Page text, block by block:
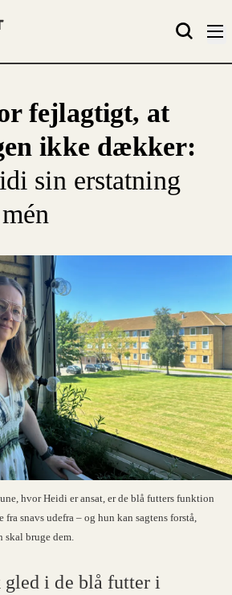
fejlagtigt, at
ikke dækker:
sin erstatning
hvor Heidi er ansat, er de blå futters funktion
snavs udefra – og hun kan sagtens forstå,
skal bruge dem.
i de blå futter i